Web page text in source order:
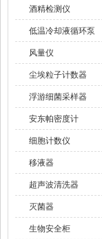
酒精检测仪
低温冷却液循环泵
风量仪
尘埃粒子计数器
浮游细菌采样器
安东帕密度计
细胞计数仪
移液器
超声波清洗器
灭菌器
生物安全柜